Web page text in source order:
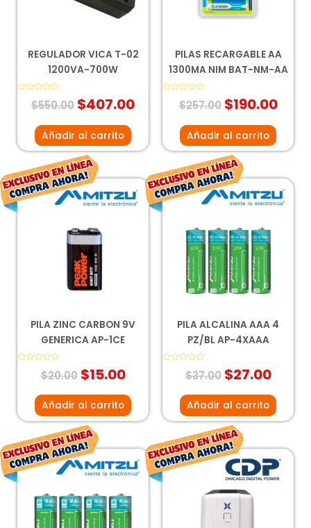
REGULADOR VICA T-02
1200VA-700W
Valorado
$550.00 $407.00
Añadir al carrito
PILAS RECARGABLE AA
1300MA NIM BAT-NM-AA
Valorado
$257.00 $190.00
Añadir al carrito
PILA ZINC CARBON 9V
GENERICA AP-1CE
Valorado$20.00
El
precio
original
era:
$20.00.
$15.00
El
precio
Añadir al carrito
PILA ALCALINA AAA 4
PZ/BL AP-4XAAA
Valorado$37.00
El
precio
original
era:
$37.00.
$27.00
El
es:
Añadir al carrito
El
precio
original
era:
El
precio
actual
es:
El
precio
original
era:
El